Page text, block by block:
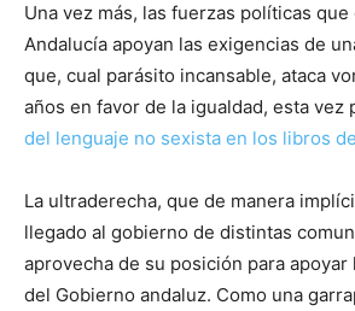
Una vez más, las fuerzas políticas
Andalucía apoyan las exigencias de
que, cual parásito incansable, ataca
años en favor de la igualdad, esta vez
del lenguaje no sexista en los libros
La ultraderecha, que de manera
llegado al gobierno de distintas
aprovecha de su posición para
del Gobierno andaluz. Como una